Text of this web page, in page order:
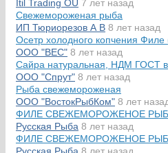
Itil Trading OU 7 лет назад
Свежемороженая рыба
ИП Тюриорезов А В 8 лет назад
Осетр холодного копчения Филе
ООО "ВЕС" 8 лет назад
Сайра натуральная, НДМ ГОСТ
ООО "Спрут" 8 лет назад
Рыба свежемороженая
ООО "ВостокРыбКом" 8 лет
ФИЛЕ СВЕЖЕМОРОЖЕНОЕ
Русская Рыба 8 лет назад
ФИЛЕ СВЕЖЕМОРОЖЕНОЕ
Русская Рыба 8 лет назад